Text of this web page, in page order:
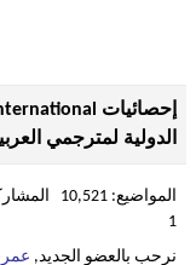
الدولية لمترجمي
1
نرحب بالعضو الجديد,